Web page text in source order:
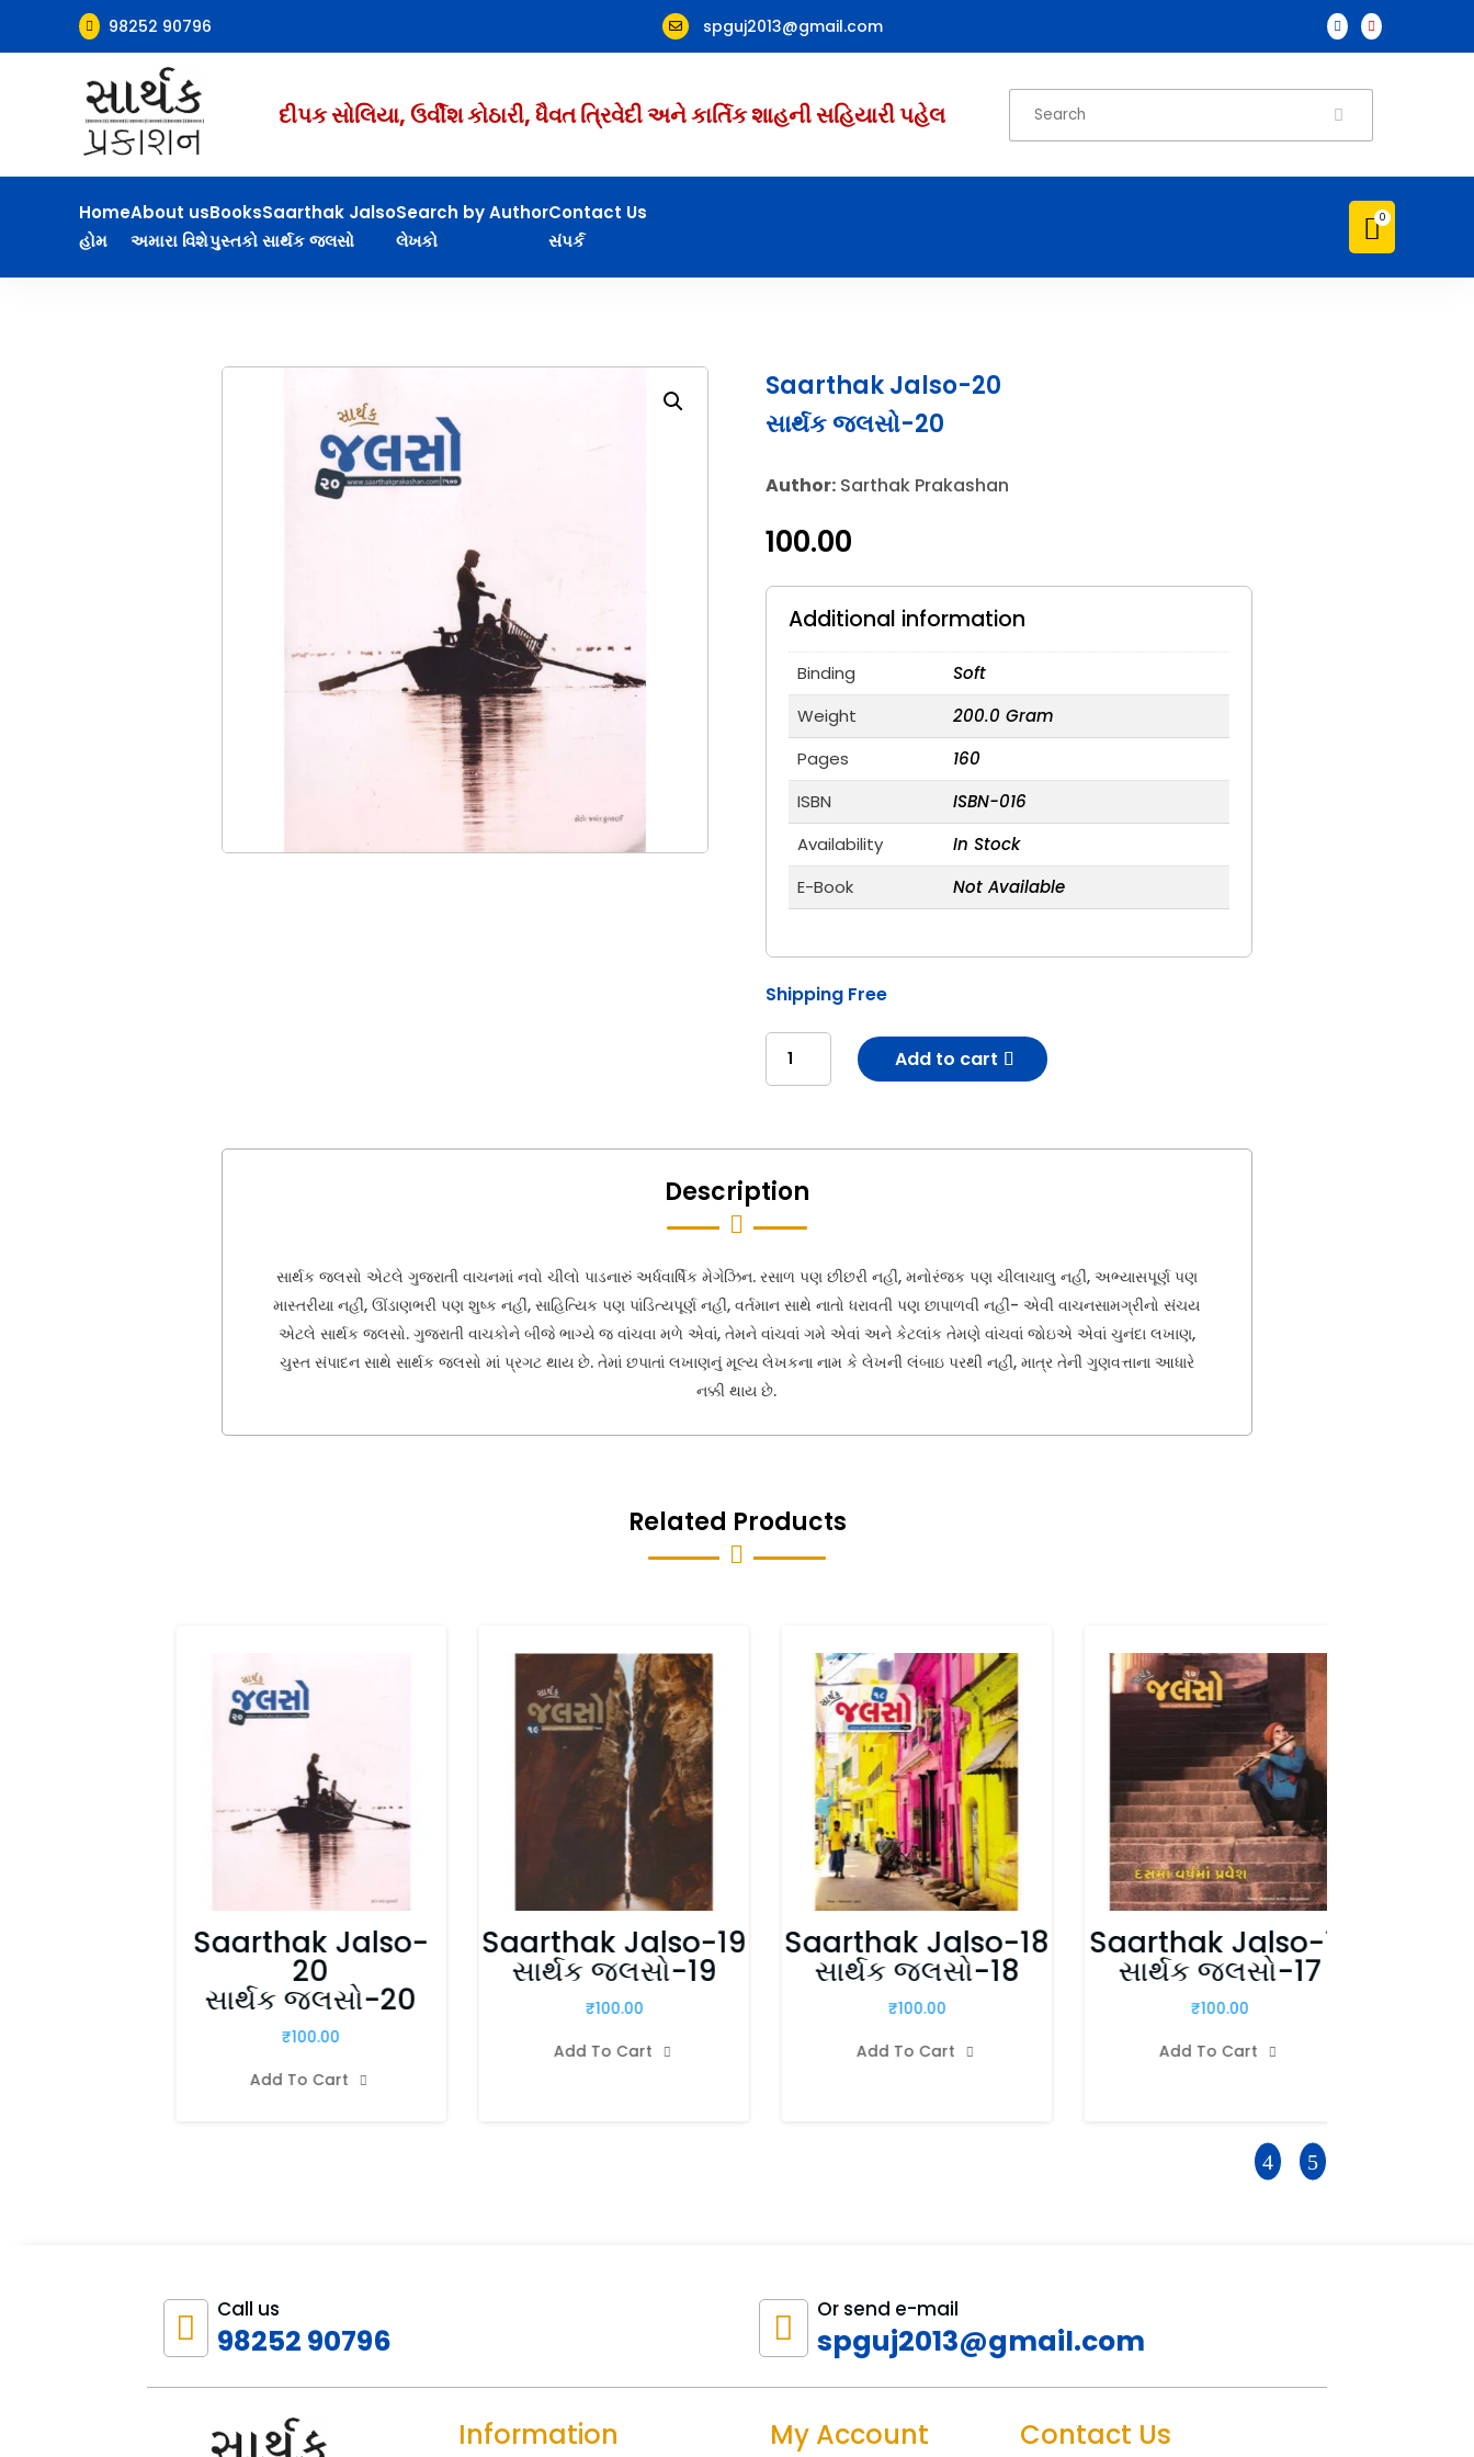
 98252 90796  spguj2013@gmail.com  
દીપક સોલિયા, ઉર્વીશ કોઠારી, ધૈવત ત્રિવેદી અને કાર્તિક શાહની સહિયારી પહેલ 
Home
હોમ
About us
અમારા વિશે
Books
પુસ્તકો
Saarthak Jalso
સાર્થક જલસો
Search by Author
લેખકો
Contact Us
સંપર્ક
0
Saarthak Jalso-20
સાર્થક જલસો-20
Author:Sarthak Prakashan
100.00
Additional information
Binding
Soft
Weight
200.0 Gram
Pages
160
ISBN
ISBN-016
Availability
In Stock
E-Book
Not Available
Shipping Free
quantity
Add to cart
Description

સાર્થક જલસો એટલે ગુજરાતી વાચનમાં નવો ચીલો પાડનારું અર્ધવાર્ષિક મેગેઝિન. રસાળ પણ છીછરી નહીં, મનોરંજક પણ ચીલાચાલુ નહીં, અભ્યાસપૂર્ણ પણ
માસ્તરીયા નહીં, ઊંડાણભરી પણ શુષ્ક નહીં, સાહિત્યિક પણ પાંડિત્યપૂર્ણ નહીં, વર્તમાન સાથે નાતો ધરાવતી પણ છાપાળવી નહીં- એવી વાચનસામગ્રીનો સંચય
એટલે સાર્થક જલસો. ગુજરાતી વાચકોને બીજે ભાગ્યે જ વાંચવા મળે એવાં, તેમને વાંચવાં ગમે એવાં અને કેટલાંક તેમણે વાંચવાં જોઇએ એવાં ચુનંદા લખાણ,
ચુસ્ત સંપાદન સાથે સાર્થક જલસો માં પ્રગટ થાય છે. તેમાં છપાતાં લખાણનું મૂલ્ય લેખકના નામ કે લેખની લંબાઇ પરથી નહીં, માત્ર તેની ગુણવત્તાના આધારે
નક્કી થાય છે.
Related Products

Saarthak Jalso-
20
સાર્થક જલસો-20
₹100.00
Add To Cart

Saarthak Jalso-19
સાર્થક જલસો-19
₹100.00
Add To Cart

Saarthak Jalso-18
સાર્થક જલસો-18
₹100.00
Add To Cart

Saarthak Jalso-17
સાર્થક જલસો-17
₹100.00
Add To Cart

 Call us
98252 90796  Or send e-mail
spguj2013@gmail.com
Information My Account Contact Us